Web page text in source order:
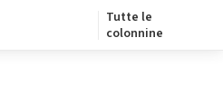
Tutte le
colonnine